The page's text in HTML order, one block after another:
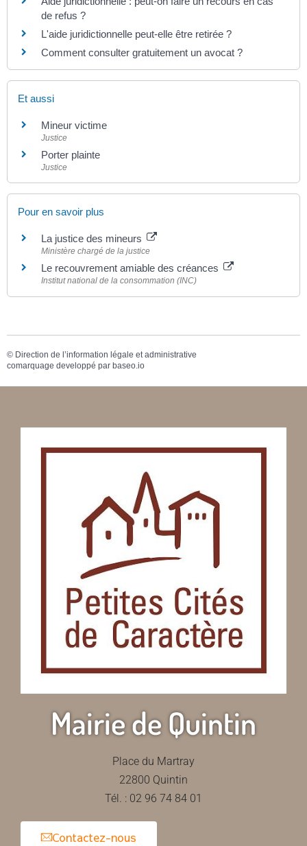
de refus ?
L'aide juridictionnelle peut-elle être retirée ?
Comment consulter gratuitement un avocat ?
Et aussi
Mineur victime
Justice
Porter plainte
Justice
Pour en savoir plus
La justice des mineurs
Ministère chargé de la justice
Le recouvrement amiable des créances
Institut national de la consommation (INC)
© Direction de l’information légale et administrative
comarquage developpé par baseo.io
Mairie de Quintin
Place du Martray
22800 Quintin
Tél. : 02 96 74 84 01
Contactez-nous